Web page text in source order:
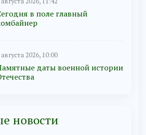
в поле главный
августа 2026, 10:00
даты военной истории
новости